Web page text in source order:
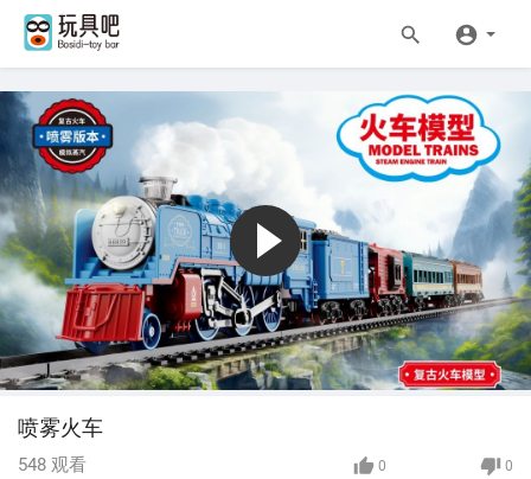
喷雾火车
0 0
548 观看